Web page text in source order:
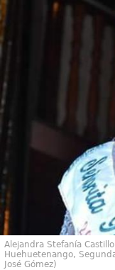
Alejandra Stefanía
Huehuetenango,
José Gómez)